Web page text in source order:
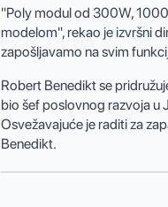
"Poly modul od 300W,
modelom", rekao je izvršni
zapošljavamo na svim
Robert Benedikt se
bio šef poslovnog razvoja u
Osvežavajuće je raditi za
Benedikt.